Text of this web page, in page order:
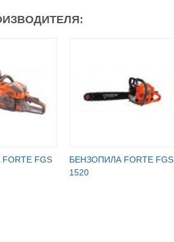
FGS
БЕНЗОПИЛА FORTE FGS
1520